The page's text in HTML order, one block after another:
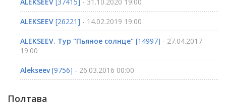
ALEKSEEV [26221] - 14.02.2019 19:00
ALEKSEEV. Тур "Пьяное солнце" [14997] - 27.04.2017
19:00
Alekseev[9756] - 26.03.2016 00:00
Полтава